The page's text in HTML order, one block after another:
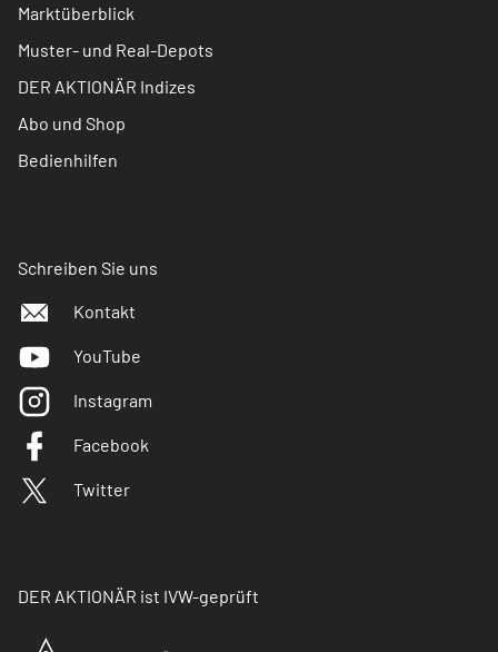
Marktüberblick
Muster- und Real-Depots
DER AKTIONÄR Indizes
Abo und Shop
Bedienhilfen
Schreiben Sie uns
Kontakt
YouTube
Instagram
Facebook
Twitter
DER AKTIONÄR ist IVW-geprüft